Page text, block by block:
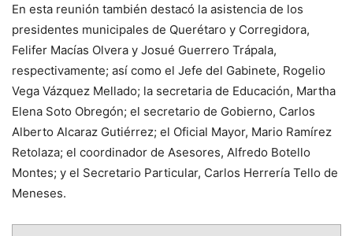
En esta reunión también destacó la asistencia de los
presidentes municipales de Querétaro y Corregidora,
Felifer Macías Olvera y Josué Guerrero Trápala,
respectivamente; así como el Jefe del Gabinete, Rogelio
Vega Vázquez Mellado; la secretaria de Educación, Martha
Elena Soto Obregón; el secretario de Gobierno, Carlos
Alberto Alcaraz Gutiérrez; el Oficial Mayor, Mario Ramírez
Retolaza; el coordinador de Asesores, Alfredo Botello
Montes; y el Secretario Particular, Carlos Herrería Tello de
Meneses.